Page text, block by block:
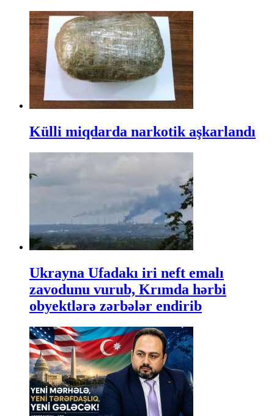
Külli miqdarda narkotik aşkarlandı
Ukrayna Ufadakı iri neft emalı
zavodunu vurub, Krımda hərbi
obyektlərə zərbələr endirib